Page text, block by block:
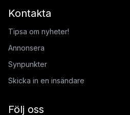
Kontakta
Tipsa om nyheter!
Annonsera
Synpunkter
Skicka in en insändare
Följ oss